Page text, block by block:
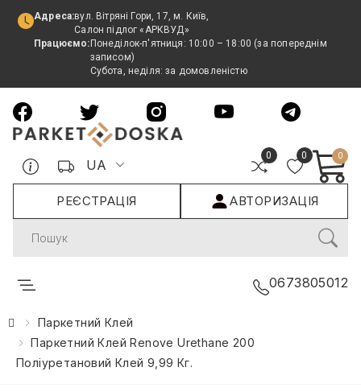
Адреса:вул. Вітряні Гори, 17, м. Київ,
Салон підлог «АРКВУД»
Працюємо: Понеділок-п'ятниця: 10:00 – 18:00 (за попереднім
записом)
Субота, неділя: за домовленістю
UA
0 0 0
РЕЄСТРАЦІЯ АВТОРИЗАЦІЯ
Search
0673805012
Паркетний Клей
Паркетний Клей Renove Urethane 200
Поліуретановий Клей 9,99 Кг.